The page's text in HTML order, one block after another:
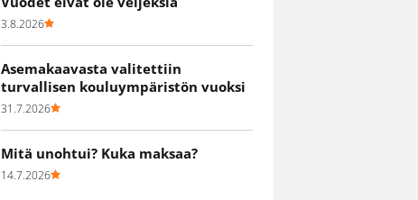
3.8.2026
Asemakaavasta valitettiin
turvallisen kouluympäristön vuoksi
31.7.2026
Mitä unohtui? Kuka maksaa?
14.7.2026